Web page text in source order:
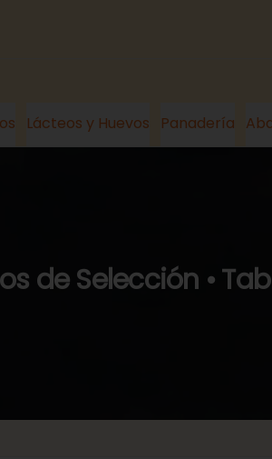
Lácteos y Huevos Panadería
de Selección •